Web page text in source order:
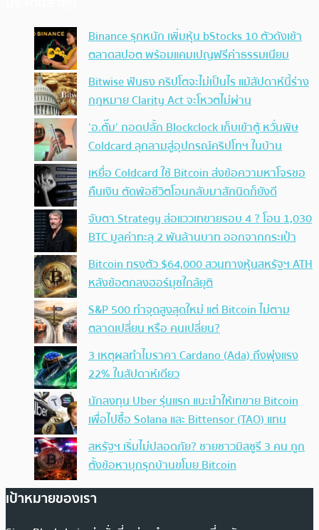
Binance รุกหนัก เพิ่มหุ้น bStocks 10 ตัวดังเข้า
ตลาดสปอต พร้อมแคมเปญฟรีค่าธรรมเนียม
Bitwise ฟันธง คริปโตจะไม่เป็นไร แม้สัปดาห์นี้ร่าง
กฎหมาย Clarity Act จะโหวตไม่ผ่าน
‘อ.ตั๊ม’ ถอดปลั้ก Blockclock เก็บเข้าตู้ หวั่นพิษ
Coldcard ลุกลามสู่อุปกรณ์คริปโทฯ ในบ้าน
เหยื่อ Coldcard ใช้ Bitcoin ส่งข้อความหาโจรขอ
คืนเงิน ตัดพ้อชีวิตโอนกลับมาสักนิดก็ยังดี
จับตา Strategy ส่อแววเทขายรอบ 4 ? โอน 1,030
BTC มูลค่าทะลุ 2 พันล้านบาท ออกจากกระเป๋า
Bitcoin ทรงตัว $64,000 สวนทางหุ้นสหรัฐฯ ATH
หลังข้อตกลงฮอร์มุซใกล้ยุติ
S&P 500 ทำจุดสูงสุดใหม่ แต่ Bitcoin ไม่ตาม
ตลาดเปลี่ยน หรือ คนเปลี่ยน?
3 เหตุผลทำไมราคา Cardano (Ada) ถึงพุ่งแรง
22% ในสัปดาห์เดียว
นักลงทุน Uber รุ่นแรก แนะนำให้เทขาย Bitcoin
เพื่อไปซื้อ Solana และ Bittensor (TAO) แทน
สหรัฐฯ เริ่มไม่ปลอดภัย? ชายชาวมิสซูรี 3 คน ถูก
ตั้งข้อหาบุกรุกบ้านขโมย Bitcoin
เป้าหมายของเรา